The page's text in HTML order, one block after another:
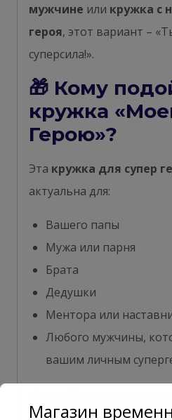
мужчине или кружка с
героя, этот вариант –
суперсила!».
🎁 Кому
кружка
Герою»?
Эта кружка для супер
актуальна для:
Вашего папы
Мужа или парня
Брата
Дедушки
Ментора или
Любого мужчины,
вашим личным
⭐
Магазин